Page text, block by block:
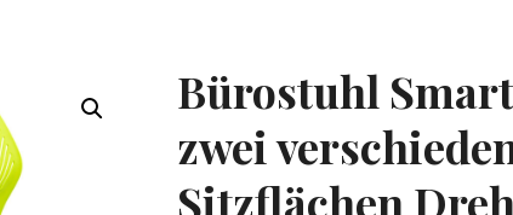
Bürostuhl
zwei
Sitzflächen